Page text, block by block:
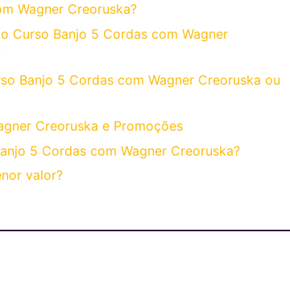
Wagner Creoruska?
Curso Banjo 5 Cordas com Wagner
Banjo 5 Cordas com Wagner Creoruska ou
Creoruska e Promoções
5 Cordas com Wagner Creoruska?
valor?